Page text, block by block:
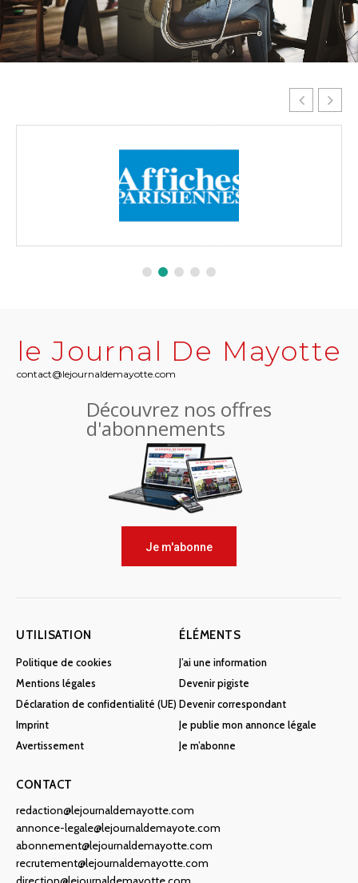
le Journal De Mayotte
contact@lejournaldemayotte.com
Découvrez nos offres
d'abonnements
Je m'abonne
UTILISATION
Politique de cookies
Mentions légales
Déclaration de confidentialité (UE)
Imprint
Avertissement
ÉLÉMENTS
J’ai une information
Devenir pigiste
Devenir correspondant
Je publie mon annonce légale
Je m’abonne
CONTACT
redaction@lejournaldemayotte.com
annonce-legale@lejournaldemayote.com
abonnement@lejournaldemayotte.com
recrutement@lejournaldemayotte.com